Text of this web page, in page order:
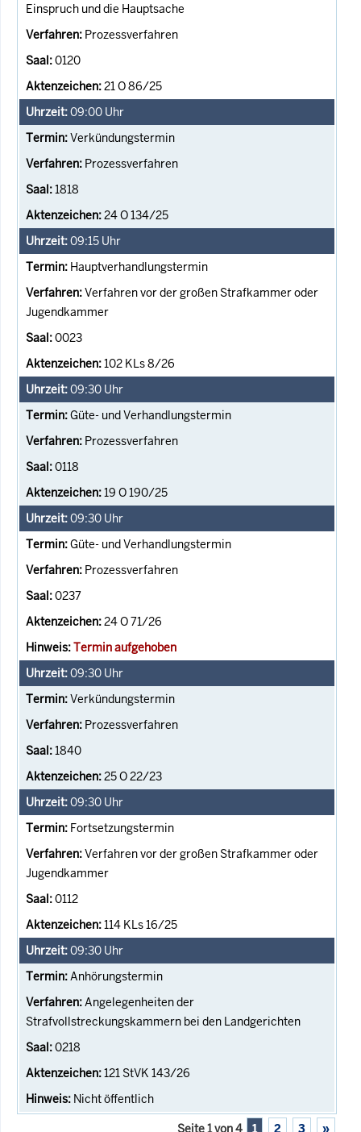
Einspruch und die Hauptsache
Prozessverfahren
0120
21 O 86/25
09:00 Uhr
Verkündungstermin
Prozessverfahren
1818
24 O 134/25
09:15 Uhr
Hauptverhandlungstermin
Verfahren vor der großen Strafkammer oder
Jugendkammer
0023
102 KLs 8/26
09:30 Uhr
Güte- und Verhandlungstermin
Prozessverfahren
0118
19 O 190/25
09:30 Uhr
Güte- und Verhandlungstermin
Prozessverfahren
0237
24 O 71/26
Termin aufgehoben
09:30 Uhr
Verkündungstermin
Prozessverfahren
1840
25 O 22/23
09:30 Uhr
Fortsetzungstermin
Verfahren vor der großen Strafkammer oder
Jugendkammer
0112
114 KLs 16/25
09:30 Uhr
Anhörungstermin
Angelegenheiten der
Strafvollstreckungskammern bei den Landgerichten
0218
121 StVK 143/26
Nicht öffentlich
Seite 1 von 4 1 2 3 »